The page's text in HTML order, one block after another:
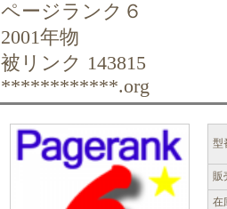
ページランク６
2001年物
被リンク 143815
************.org
型
販
在